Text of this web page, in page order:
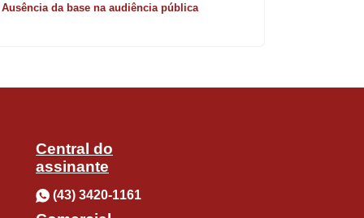
primeiro foi Lionel Messi, da
em erros de passe e pouca
Ausência da base na audiência pública
Central do
assinante
(43) 3420-1161